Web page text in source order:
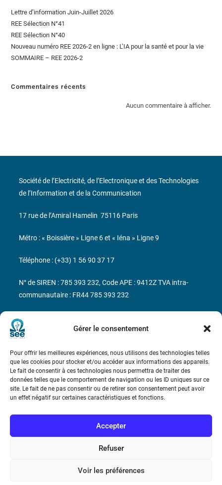
Gérer le consentement
Pour offrir les meilleures expériences, nous utilisons des technologies telles
que les cookies pour stocker et/ou accéder aux informations des appareils.
Le fait de consentir à ces technologies nous permettra de traiter des
données telles que le comportement de navigation ou les ID uniques sur ce
site. Le fait de ne pas consentir ou de retirer son consentement peut avoir
un effet négatif sur certaines caractéristiques et fonctions.
Accepter
Refuser
Voir les préférences
Lettre d’information Juin-Juillet 2026
REE Sélection N°41
REE Sélection N°40
Nouveau numéro REE 2026-2 en ligne : L’IA pour la santé et pour la vie
SOMMAIRE – REE 2026-2
Commentaires récents
Aucun commentaire à afficher.
Bicentenaire des découvertes d’André-
Marie Ampère
Conditions Générales de Vente
Mentions légales
Contact
Société de l’Electricité, de l’Electronique et des Technologies
de l’Information et de la Communication
17 rue de l’Amiral Hamelin 75116 Paris
Métro : « Boissière » Ligne 6 et « Iéna » Ligne 9
Téléphone : (+33) 1 56 90 37 17
N° de SIREN : 785 393 232, Code APE : 9412Z TVA intra-
communautaire : FR44 785 393 232